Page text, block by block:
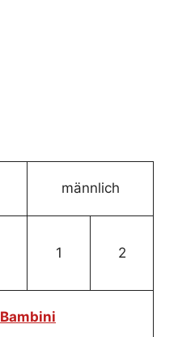
männlich
1 2
Bambini